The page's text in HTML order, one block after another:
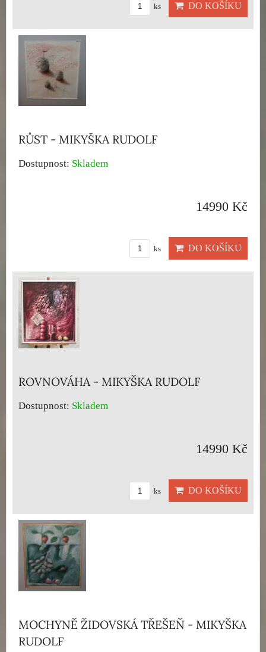
ks DO KOŠÍKU
RŮST - MIKYŠKA RUDOLF
Dostupnost: Skladem
14990 Kč
ks DO KOŠÍKU
ROVNOVÁHA - MIKYŠKA RUDOLF
Dostupnost: Skladem
14990 Kč
ks DO KOŠÍKU
MOCHYNĚ ŽIDOVSKÁ TŘEŠEŇ - MIKYŠKA
RUDOLF